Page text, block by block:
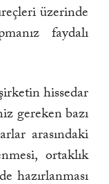
üzerinde
faydalı
hissedar
gereken bazı
arasındaki
ortaklık
hazırlanması